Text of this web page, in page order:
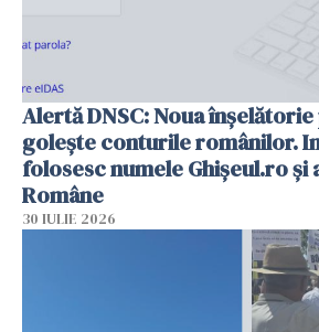
Alertă DNSC: Noua
golește conturile românilor.
folosesc numele Ghișeul.ro și
Române
30 IULIE 2026